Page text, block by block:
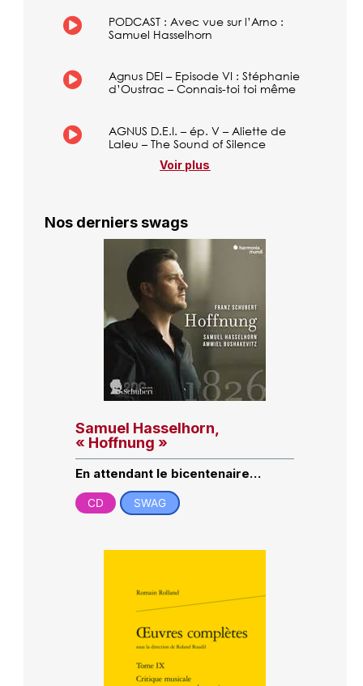
PODCAST : Avec vue sur l’Arno :
Samuel Hasselhorn
Agnus DEI – Episode VI : Stéphanie
d’Oustrac – Connais-toi toi même
AGNUS D.E.I. – ép. V – Aliette de
Laleu – The Sound of Silence
Voir plus
Nos derniers swags
Samuel Hasselhorn,
« Hoffnung »
En attendant le bicentenaire…
CD SWAG